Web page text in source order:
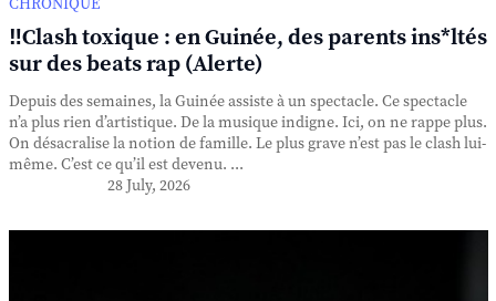
CHRONIQUE
‼️Clash toxique : en Guinée, des parents ins*ltés
sur des beats rap (Alerte)
Depuis des semaines, la Guinée assiste à un spectacle. Ce spectacle
n’a plus rien d’artistique. De la musique indigne. Ici, on ne rappe plus.
On désacralise la notion de famille. Le plus grave n’est pas le clash lui-
même. C’est ce qu’il est devenu. ...
28 July, 2026